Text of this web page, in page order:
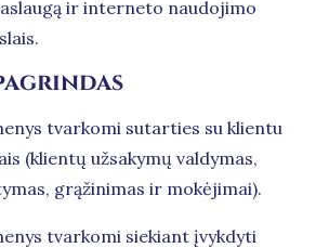
ir interneto naudojimo
tvarkomi sutarties su klientu
(klientų užsakymų valdymas,
grąžinimas ir mokėjimai).
tvarkomi siekiant įvykdyti